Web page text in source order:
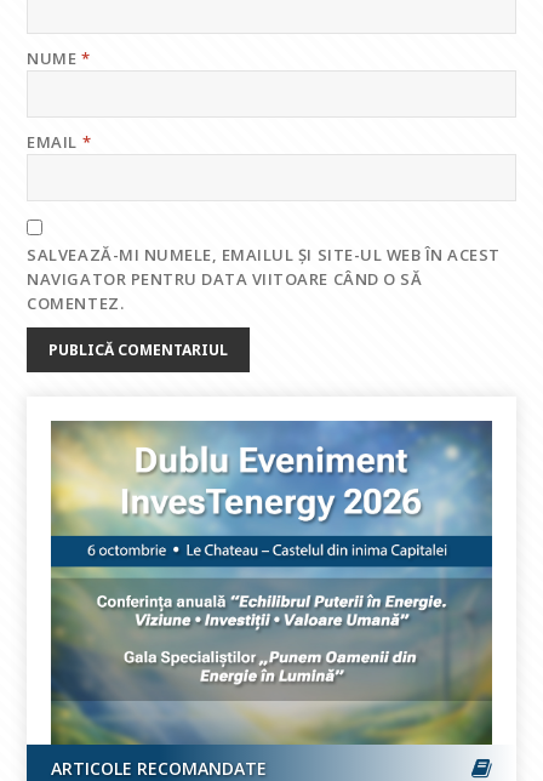
NUME*
EMAIL *
SALVEAZĂ-MI NUMELE, EMAILUL ȘI SITE-UL WEB ÎN ACEST
NAVIGATOR PENTRU DATA VIITOARE CÂND O SĂ
COMENTEZ.
ARTICOLE RECOMANDATE